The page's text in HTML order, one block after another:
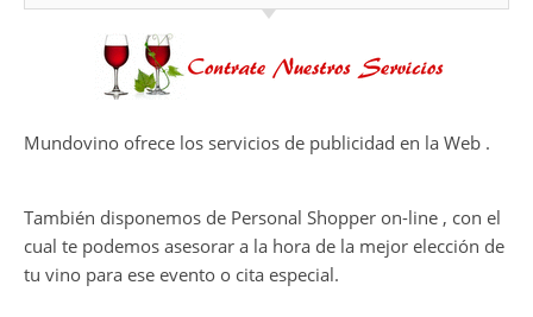
Mundovino ofrece los servicios de publicidad en la Web .
También disponemos de Personal Shopper on-line , con el
cual te podemos asesorar a la hora de la mejor elección de
tu vino para ese evento o cita especial.